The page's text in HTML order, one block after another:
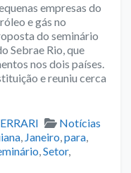
empresas do
e gás no
do seminário
Sebrae Rio, que
nos dois países.
e reuniu cerca
Categories
Notícias
, Janeiro,para,
,Setor,